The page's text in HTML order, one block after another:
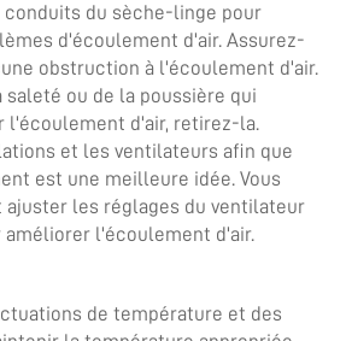
du sèche-linge pour
d'écoulement d'air. Assurez-
obstruction à l'écoulement d'air.
saleté ou de la poussière qui
l'écoulement d'air, retirez-la.
et les ventilateurs afin que
est une meilleure idée. Vous
ajuster les réglages du ventilateur
améliorer l'écoulement d'air.
de température et des